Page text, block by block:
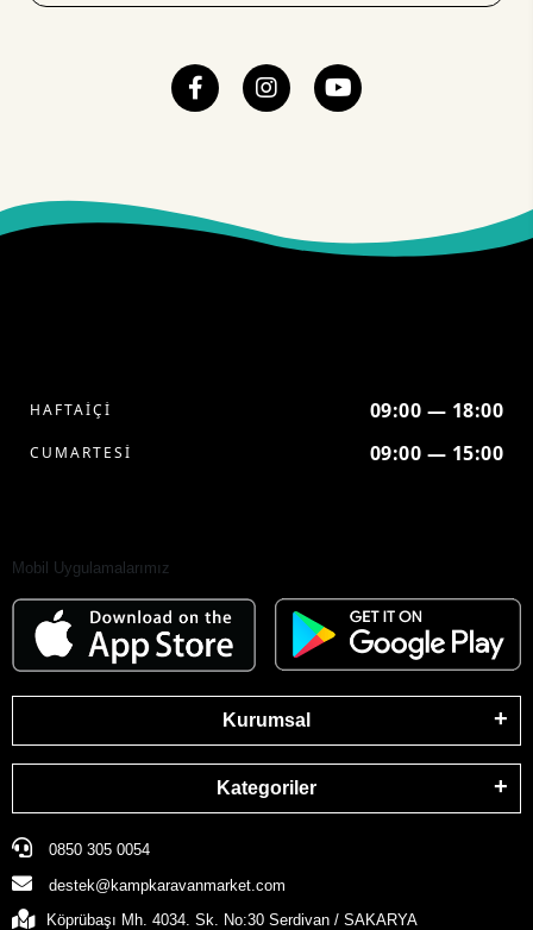
HAFTAİÇİ 09:00 — 18:00
CUMARTESİ 09:00 — 15:00
Mobil Uygulamalarımız
Kurumsal
Kategoriler
0850 305 0054
destek@kampkaravanmarket.com
Köprübaşı Mh. 4034. Sk. No:30 Serdivan / SAKARYA